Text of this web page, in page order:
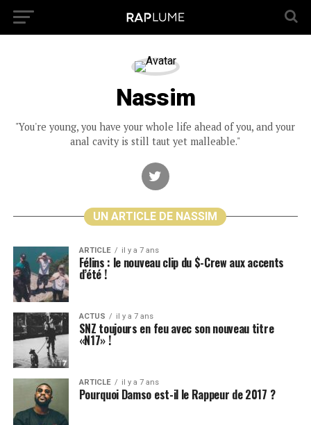
Nassim
"You're young, you have your whole life ahead of you, and your
anal cavity is still taut yet malleable."
UN ARTICLE DE NASSIM
ARTICLE il y a 7 ans
Félins : le nouveau clip du $-Crew aux accents
d’été !
ACTUS il y a 7 ans
SNZ toujours en feu avec son nouveau titre
«N17» !
ARTICLE il y a 7 ans
Pourquoi Damso est-il le Rappeur de 2017 ?